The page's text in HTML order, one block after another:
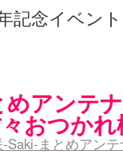
記念イベン
アンテ
おつか
Saki-まとめアン